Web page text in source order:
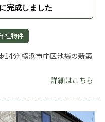
完成しました
社物件
14分 横浜市中区池袋の新築
詳細はこちら